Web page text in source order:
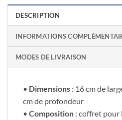
DESCRIPTION
INFORMATIONS
MODES DE LIVRAISON
• Dimensions : 16 cm de
cm de profondeur
• Composition : coffret pour